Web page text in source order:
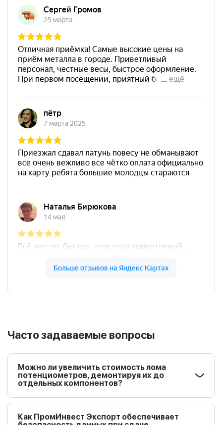
Часто задаваемые вопросы
Можно ли увеличить стоимость лома
потенциометров, демонтируя их до
отдельных компонентов?
Как ПромИнвест Экспорт обеспечивает